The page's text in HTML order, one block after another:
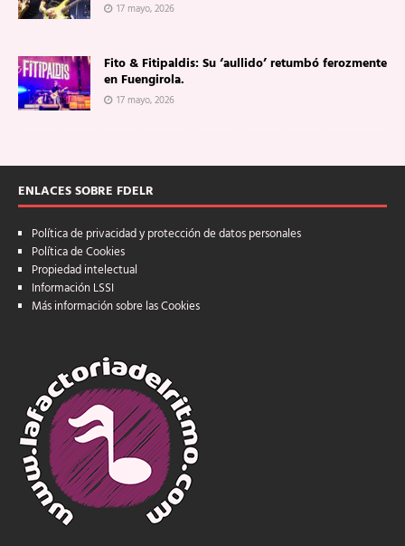
17 mayo, 2026
Fito & Fitipaldis: Su ‘aullido’ retumbó ferozmente
en Fuengirola.
17 mayo, 2026
ENLACES SOBRE FDELR
Política de privacidad y protección de datos personales
Política de Cookies
Propiedad intelectual
Información LSSI
Más información sobre las Cookies